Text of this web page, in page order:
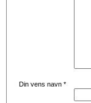
Din vens navn *